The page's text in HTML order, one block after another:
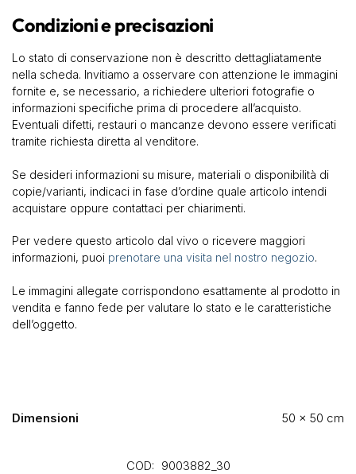
Condizioni e precisazioni
Lo stato di conservazione non è descritto dettagliatamente
nella scheda. Invitiamo a osservare con attenzione le immagini
fornite e, se necessario, a richiedere ulteriori fotografie o
informazioni specifiche prima di procedere all’acquisto.
Eventuali difetti, restauri o mancanze devono essere verificati
tramite richiesta diretta al venditore.
Se desideri informazioni su misure, materiali o disponibilità di
copie/varianti, indicaci in fase d’ordine quale articolo intendi
acquistare oppure contattaci per chiarimenti.
Per vedere questo articolo dal vivo o ricevere maggiori
informazioni, puoi prenotare una visita nel nostro negozio.
Le immagini allegate corrispondono esattamente al prodotto in
vendita e fanno fede per valutare lo stato e le caratteristiche
dell’oggetto.
Dimensioni 50 × 50 cm
COD: 9003882_30